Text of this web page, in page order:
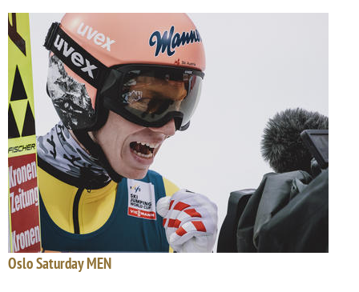
Oslo Saturday MEN